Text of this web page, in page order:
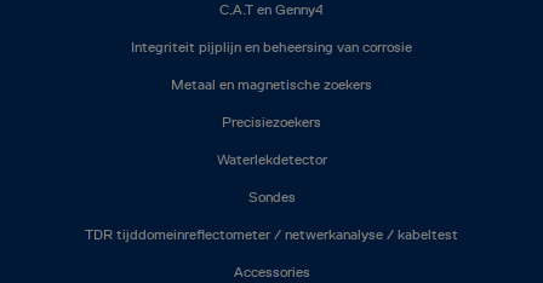
C.A.T en Genny4
Integriteit pijplijn en beheersing van corrosie
Metaal en magnetische zoekers
Precisiezoekers
Waterlekdetector
Sondes
TDR tijddomeinreflectometer / netwerkanalyse / kabeltest
Accessories